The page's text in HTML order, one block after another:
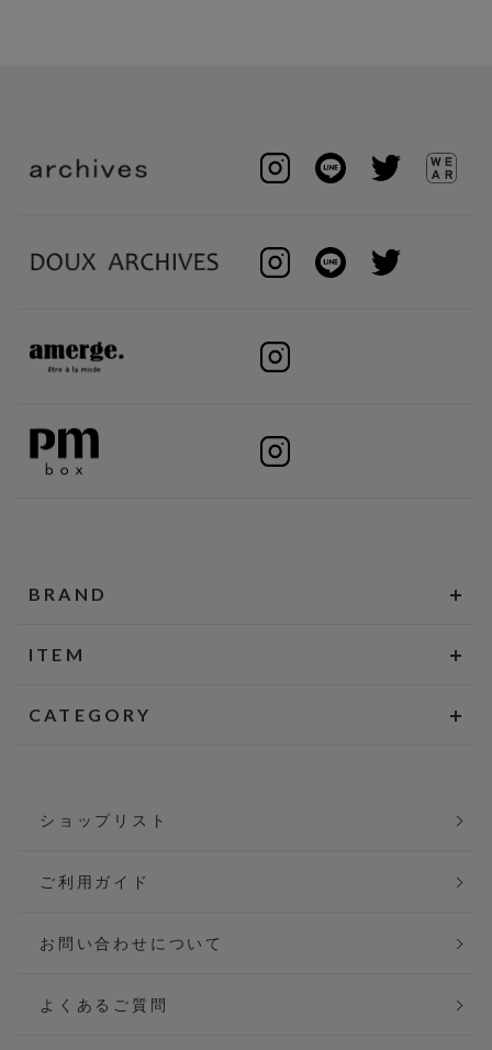
BRAND
ITEM
CATEGORY
ショップリスト
ご利用ガイド
お問い合わせについて
よくあるご質問